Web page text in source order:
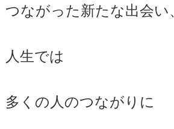
つながった新たな出会い、
人生では
多くの人のつながりに